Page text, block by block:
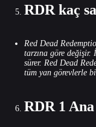
RDR kaç
Red Dead
tarzına göre
sürer. Red Dead
tüm yan görevlerle
RDR 1